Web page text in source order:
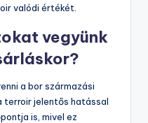
valódi értékét.
vegyünk
a bor származási
terroir jelentős hatással
is, mivel ez